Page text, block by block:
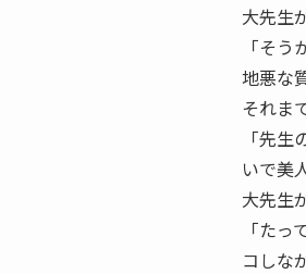
大先生
「そ
地悪な
それま
「先
いで美
大先生
「た
コしな